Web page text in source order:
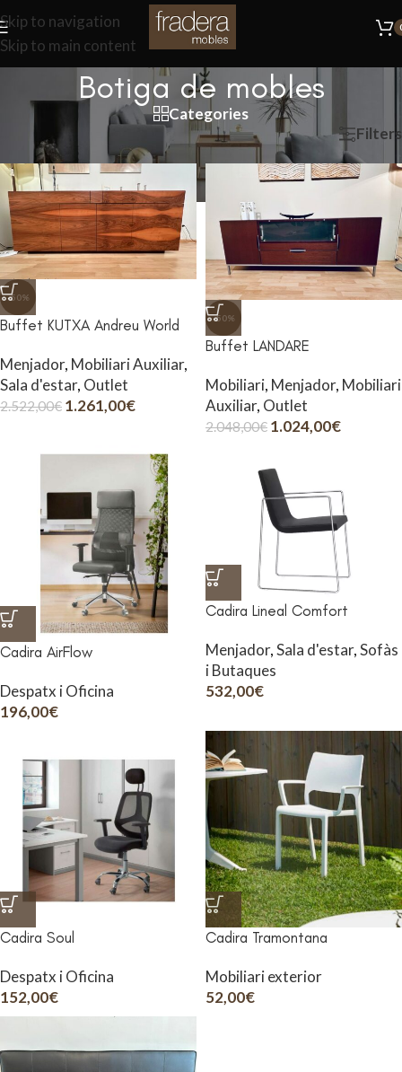
Skip to navigation
Skip to main content
Botiga de mobles
Categories
Botiga de mobles Filters
-50%
Buffet KUTXA Andreu World
Menjador, Mobiliari Auxiliar,
Sala d'estar, Outlet
2.522,00€ 1.261,00€
-50%
Buffet LANDARE
Mobiliari, Menjador, Mobiliari
Auxiliar, Outlet
2.048,00€ 1.024,00€
Cadira AirFlow
Despatx i Oficina
196,00€
Cadira Lineal Comfort
Menjador,Sala d'estar,Sofàs
i Butaques
532,00€
Cadira Soul
Despatx i Oficina
152,00€
Cadira Tramontana
Mobiliari exterior
52,00€